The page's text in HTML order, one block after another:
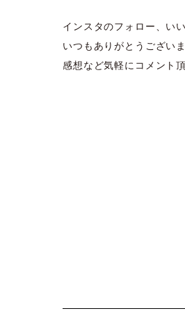
インスタのフォロー、いい
いつもありがとうございま
感想など気軽にコメント